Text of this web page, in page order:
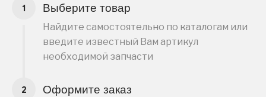
Выберите товар
Найдите самостоятельно по каталогам или
введите известный Вам артикул
необходимой запчасти
Оформите заказ